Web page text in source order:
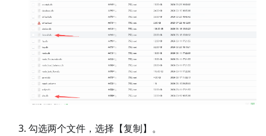
勾选两个文件，选择【复制】。